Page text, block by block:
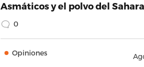
Asmáticos y el polvo del Sahara
0
Opiniones